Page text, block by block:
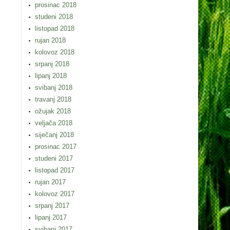
prosinac 2018
studeni 2018
listopad 2018
rujan 2018
kolovoz 2018
srpanj 2018
lipanj 2018
svibanj 2018
travanj 2018
ožujak 2018
veljača 2018
siječanj 2018
prosinac 2017
studeni 2017
listopad 2017
rujan 2017
kolovoz 2017
srpanj 2017
lipanj 2017